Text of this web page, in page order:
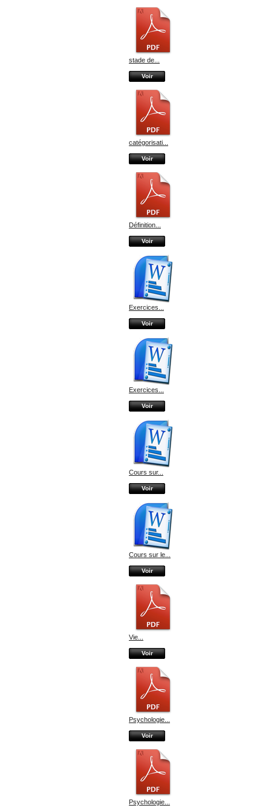
stade de...
Voir
catégorisati...
Voir
Définition...
Voir
Exercices...
Voir
Exercices...
Voir
Cours sur...
Voir
Cours sur le...
Voir
Vie...
Voir
Psychologie...
Voir
Psychologie...